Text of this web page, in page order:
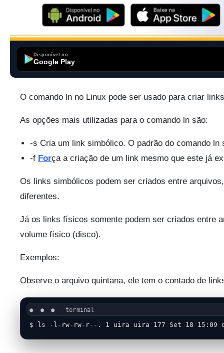
Disponível no
Google Play
O comando ln no Linux pode ser usado para criar
As opções mais utilizadas para o comando ln são:
-s Cria um link simbólico. O padrão do comando
-f Força a criação de um link mesmo que este já
Os links simbólicos podem ser criados entre
diferentes.
Já os links físicos somente podem ser criados entre
volume físico (disco).
Exemplos:
Observe o arquivo quintana, ele tem o contado de
$ ls -l-rw-rw-r--. 1 uira uira 177 Set 18 15:09